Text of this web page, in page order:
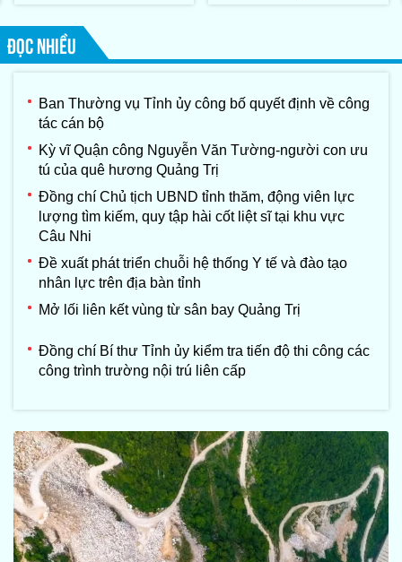
ĐỌC NHIỀU
Ban Thường vụ Tỉnh ủy công bố quyết định về công
tác cán bộ
Kỳ vĩ Quận công Nguyễn Văn Tường-người con ưu
tú của quê hương Quảng Trị
Đồng chí Chủ tịch UBND tỉnh thăm, động viên lực
lượng tìm kiếm, quy tập hài cốt liệt sĩ tại khu vực
Câu Nhi
Đề xuất phát triển chuỗi hệ thống Y tế và đào tạo
nhân lực trên địa bàn tỉnh
Mở lối liên kết vùng từ sân bay Quảng Trị
Đồng chí Bí thư Tỉnh ủy kiểm tra tiến độ thi công các
công trình trường nội trú liên cấp